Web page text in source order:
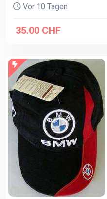
Vor 10 Tagen
35.00 CHF